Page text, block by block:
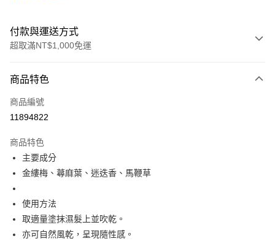
付款與運送方式
超取滿NT$1,000免運
信用卡一次付款
超商取貨付款
街口支付
AFTEE先享後付
相關說明
【關於「AFTEE先享後付」】
AFTEE先享後付是「在收到商品之後才付款」的支付方式。 讓您購物簡單
便利好安心！
１．簡單：不需註冊會員、不需綁卡、不需儲值。
ATM付款
商品特色
商品編號
11894822
商品特色
主要成分
金縷梅、蕁麻葉、迷迭香、馬鞭草
使用方法
取適量塗抹濕髮上並吹乾。
亦可自然風乾，呈現隨性感。